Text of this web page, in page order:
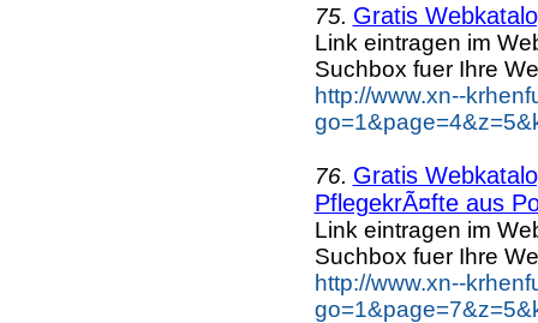
75. Gratis
Link eintragen im
Suchbox fuer Ihre
http://www.xn--
76. Gratis
PflegekrÃ¤fte aus
Link eintragen im
Suchbox fuer Ihre
http://www.xn--